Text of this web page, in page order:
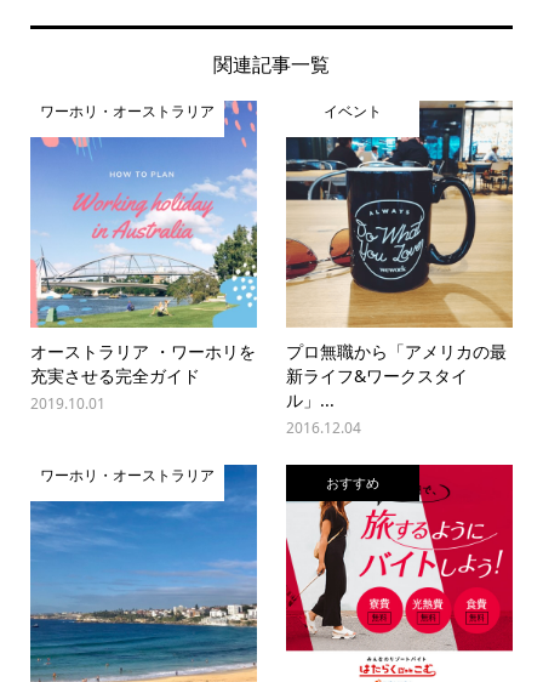
関連記事一覧
ワーホリ・オーストラリア
オーストラリア ・ワーホリを
充実させる完全ガイド
2019.10.01
イベント
プロ無職から「アメリカの最
新ライフ&ワークスタイ
ル」...
2016.12.04
ワーホリ・オーストラリア おすすめ